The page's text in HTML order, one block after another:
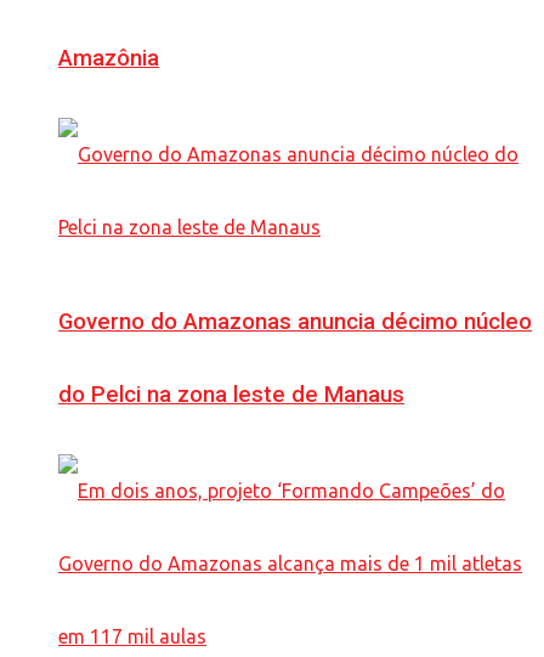
Amazônia
Governo do Amazonas anuncia décimo núcleo
do Pelci na zona leste de Manaus